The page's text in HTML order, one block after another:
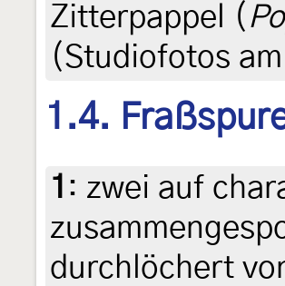
Zitterpappel (
(Studiofotos
1.4.
1 : zwei auf
durchlöchert